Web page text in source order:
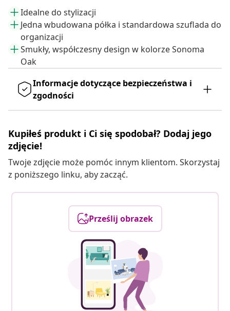
Idealne do stylizacji
Jedna wbudowana półka i standardowa szuflada do
organizacji
Smukły, współczesny design w kolorze Sonoma
Oak
Informacje dotyczące bezpieczeństwa i
zgodności
Kupiłeś produkt i Ci się spodobał? Dodaj jego
zdjęcie!
Twoje zdjęcie może pomóc innym klientom. Skorzystaj
z poniższego linku, aby zacząć.
Prześlij obrazek